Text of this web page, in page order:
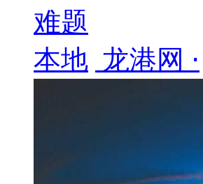
难题
本地 龙港网 ⋅